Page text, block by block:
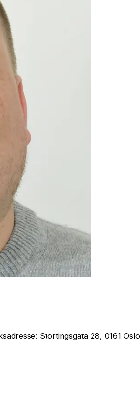
Stortingsgata 28, 0161 Oslo